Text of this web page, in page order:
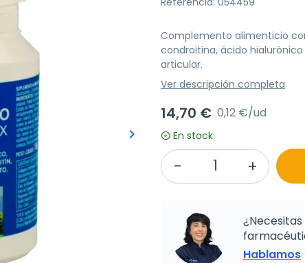
Siguiente
keyboard_arrow_right
Complemento alimenticio
condroitina, ácido
articular.
Ver descripción completa
14,70 € 0,12 €/ud
En stock
Hablamos